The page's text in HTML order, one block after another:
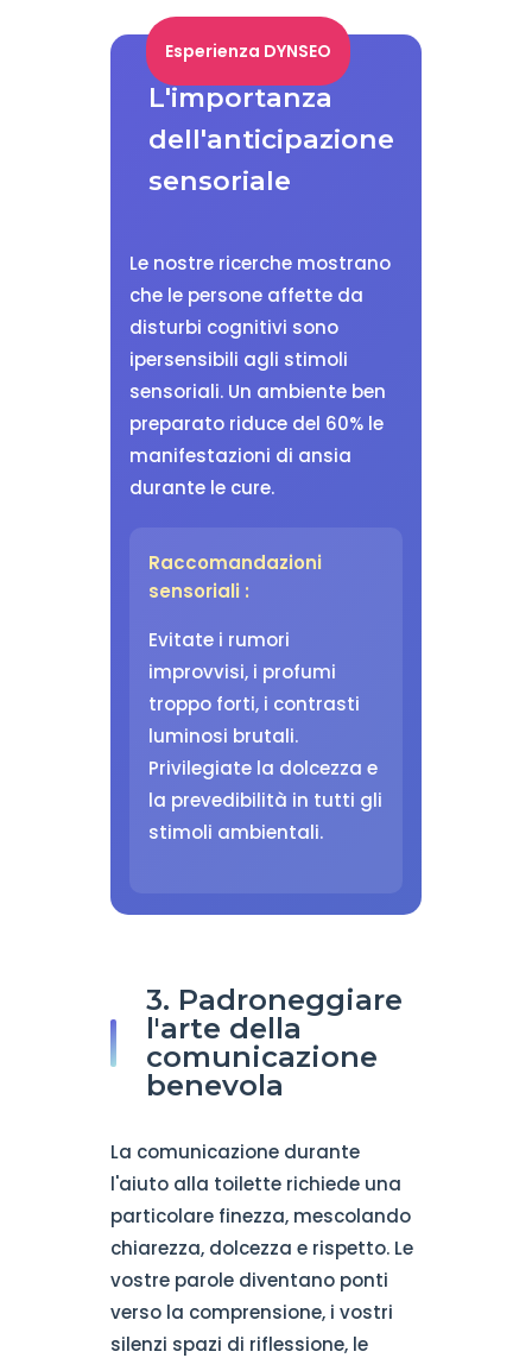
Esperienza DYNSEO
L'importanza
dell'anticipazione
sensoriale
Le nostre ricerche mostrano
che le persone affette da
disturbi cognitivi sono
ipersensibili agli stimoli
sensoriali. Un ambiente ben
preparato riduce del 60% le
manifestazioni di ansia
durante le cure.
Raccomandazioni
sensoriali :
Evitate i rumori
improvvisi, i profumi
troppo forti, i contrasti
luminosi brutali.
Privilegiate la dolcezza e
la prevedibilità in tutti gli
stimoli ambientali.
3. Padroneggiare
l'arte della
comunicazione
benevola
La comunicazione durante
l'aiuto alla toilette richiede una
particolare finezza, mescolando
chiarezza, dolcezza e rispetto. Le
vostre parole diventano ponti
verso la comprensione, i vostri
silenzi spazi di riflessione, le